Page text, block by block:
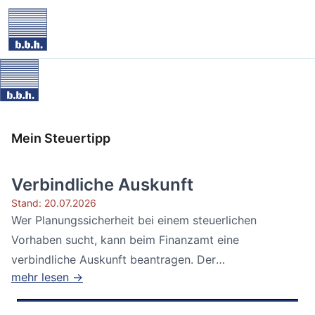
Mein Steuertipp
Verbindliche Auskunft
Stand: 20.07.2026
Wer Planungssicherheit bei einem steuerlichen
Vorhaben sucht, kann beim Finanzamt eine
verbindliche Auskunft beantragen. Der
Bundesfinanzhof...
mehr lesen →